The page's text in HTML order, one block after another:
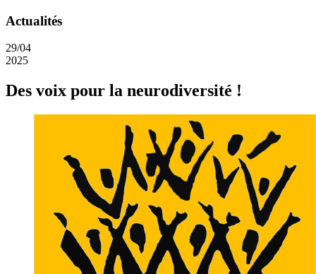
Actualités
29/04
2025
Des voix pour la neurodiversité !